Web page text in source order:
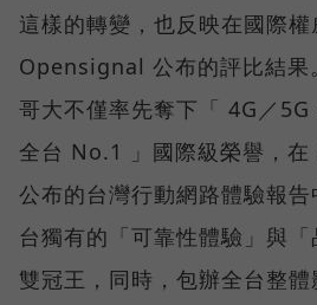
這樣的轉變，也反映在國際
Opensignal 公布的評比結果
哥大不僅率先奪下「 4G／5G
全台 No.1 」國際級榮譽，
公布的台灣行動網路體驗報
台獨有的「可靠性體驗」與
雙冠王，同時，包辦全台整